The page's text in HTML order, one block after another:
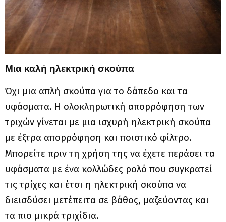
Μια καλή ηλεκτρική σκούπα
Όχι μια απλή σκούπα για το δάπεδο και τα
υφάσματα. Η ολοκληρωτική απορρόφηση των
τριχών γίνεται με μια ισχυρή ηλεκτρική σκούπα
με έξτρα απορρόφηση και ποιοτικό φίλτρο.
Μπορείτε πριν τη χρήση της να έχετε περάσει τα
υφάσματα με ένα κολλώδες ρολό που συγκρατεί
τις τρίχες και έτσι η ηλεκτρική σκούπα να
διεισδύσει μετέπειτα σε βάθος, μαζεύοντας και
τα πιο μικρά τριχίδια.